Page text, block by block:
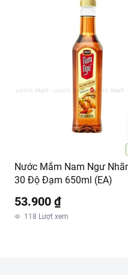
Nước Mắm Nam Ngư
30 Độ Đạm 650ml (EA)
53.900 ₫
118 Lượt xem